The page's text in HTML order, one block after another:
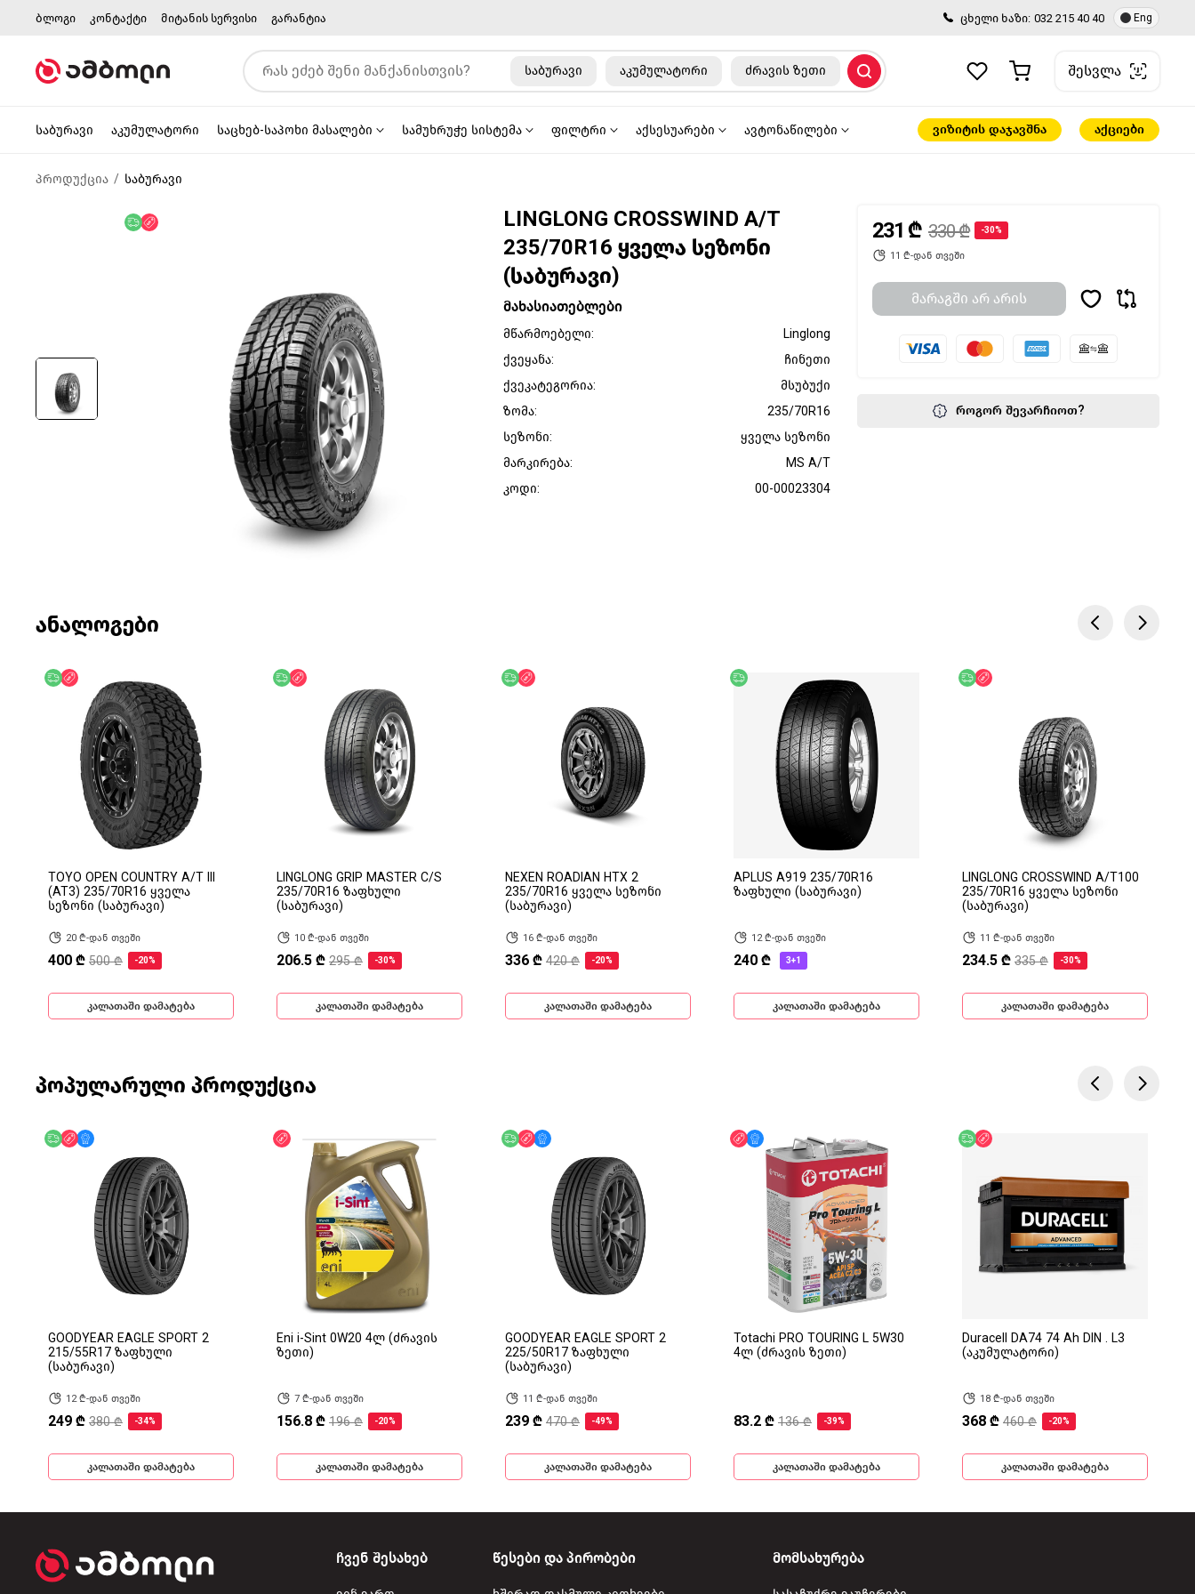
ბლოგი კონტაქტი მიტანის სერვისი გარანტია ცხელი ხაზი: 032 215 40 40 Eng
საბურავი აკუმულატორი ძრავის ზეთი შესვლა
საბურავი აკუმულატორი საცხებ-საპოხი მასალები სამუხრუჭე სისტემა ფილტრი აქსესუარები ავტონაწილები ვიზიტის დაჯავშნა აქციები
პროდუქცია საბურავი
უფასო მიწოდება 231 ₾ 330 ₾ -30%
11 ₾-დან თვეში
მარაგში არ არის
როგორ შევარჩიოთ?
LINGLONG CROSSWIND A/T
235/70R16 ყველა სეზონი
(საბურავი)
მახასიათებლები
მწარმოებელი:
Linglong
ქვეყანა:
ჩინეთი
ქვეკატეგორია:
მსუბუქი
ზომა:
235/70R16
სეზონი:
ყველა სეზონი
მარკირება:
MS A/T
კოდი:
00-00023304
ანალოგები
უფასო მიწოდება
TOYO OPEN COUNTRY A/T III
(AT3) 235/70R16 ყველა
სეზონი (საბურავი)
20 ₾-დან თვეში
400 ₾ 500 ₾ -20%
კალათაში დამატება
უფასო მიწოდება
LINGLONG GRIP MASTER C/S
235/70R16 ზაფხული
(საბურავი)
10 ₾-დან თვეში
206.5 ₾ 295 ₾ -30%
კალათაში დამატება
უფასო მიწოდება
NEXEN ROADIAN HTX 2
235/70R16 ყველა სეზონი
(საბურავი)
16 ₾-დან თვეში
336 ₾ 420 ₾ -20%
კალათაში დამატება
უფასო მიწოდება
APLUS A919 235/70R16
ზაფხული (საბურავი)
12 ₾-დან თვეში
240 ₾ 3+1
კალათაში დამატება
უფასო მიწოდება
LINGLONG CROSSWIND A/T100
235/70R16 ყველა სეზონი
(საბურავი)
11 ₾-დან თვეში
234.5 ₾ 335 ₾ -30%
კალათაში დამატება
პოპულარული პროდუქცია
უფასო მიწოდება
ფასდაკლება
GOODYEAR EAGLE SPORT 2
215/55R17 ზაფხული
(საბურავი)
12 ₾-დან თვეში
249 ₾ 380 ₾ -34%
კალათაში დამატება
ფასდაკლება
Eni i-Sint 0W20 4ლ (ძრავის
ზეთი)
7 ₾-დან თვეში
156.8 ₾ 196 ₾ -20%
კალათაში დამატება
უფასო მიწოდება
ფასდაკლება
GOODYEAR EAGLE SPORT 2
225/50R17 ზაფხული
(საბურავი)
11 ₾-დან თვეში
239 ₾ 470 ₾ -49%
კალათაში დამატება
ფასდაკლება
მხოლოდ ონლაინ
Totachi PRO TOURING L 5W30
4ლ (ძრავის ზეთი)
83.2 ₾ 136 ₾ -39%
კალათაში დამატება
უფასო მიწოდება
Duracell DA74 74 Ah DIN . L3
(აკუმულატორი)
18 ₾-დან თვეში
368 ₾ 460 ₾ -20%
კალათაში დამატება
ჩვენ შესახებ წესები და პირობები მომსახურება